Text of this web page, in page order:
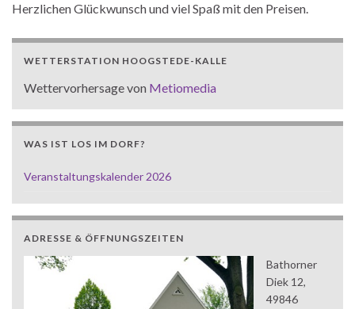
Herzlichen Glückwunsch und viel Spaß mit den Preisen.
WETTERSTATION HOOGSTEDE-KALLE
Wettervorhersage von Metiomedia
WAS IST LOS IM DORF?
Veranstaltungskalender 2026
ADRESSE & ÖFFNUNGSZEITEN
Bathorner
Diek 12,
49846